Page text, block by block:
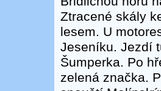
Ztracené skály
lesem. U
Jeseníku. Jezdí
Šumperka. Po
zelená značka.